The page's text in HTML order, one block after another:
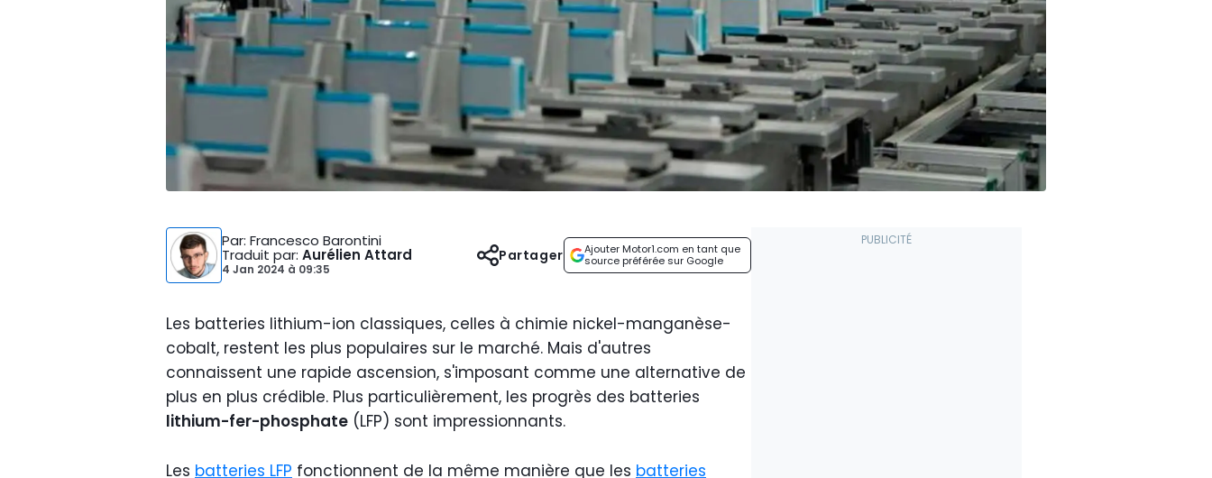
Par: Francesco Barontini
Traduit par: Aurélien Attard
4 Jan 2024 à 09:35
Ajouter Motor1.com en tant que
source préférée sur Google
Partager
Les batteries lithium-ion classiques, celles à chimie nickel-manganèse-
cobalt, restent les plus populaires sur le marché. Mais d'autres
connaissent une rapide ascension, s'imposant comme une alternative de
plus en plus crédible. Plus particulièrement, les progrès des batteries
lithium-fer-phosphate (LFP) sont impressionnants.
Les batteries LFP fonctionnent de la même manière que les batteries